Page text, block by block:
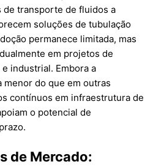
de transporte de fluidos a
soluções de tubulação
permanece limitada, mas
em projetos de
industrial. Embora a
menor do que em outras
contínuos em infraestrutura de
o potencial de
de Mercado: